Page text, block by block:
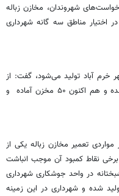
شهروندان، مخازن زباله
اختیار مناطق سه گانه شهرداری
۳۸۰ تن زباله در شهر خرم آباد تولید می‌شود، گفت: از
سال گذشته تاکنون حدود هزار مخزن تولید شده و هم اکنون ۵۰ مخزن آماده و
مواردی تعمیر مخازن زباله یکی از
نقاط کمبود آن موجب انباشت
در واحد جوشکاری شهرداری
۳۰۰ مخزن زباله تولید شده و شهرداری در این زمینه